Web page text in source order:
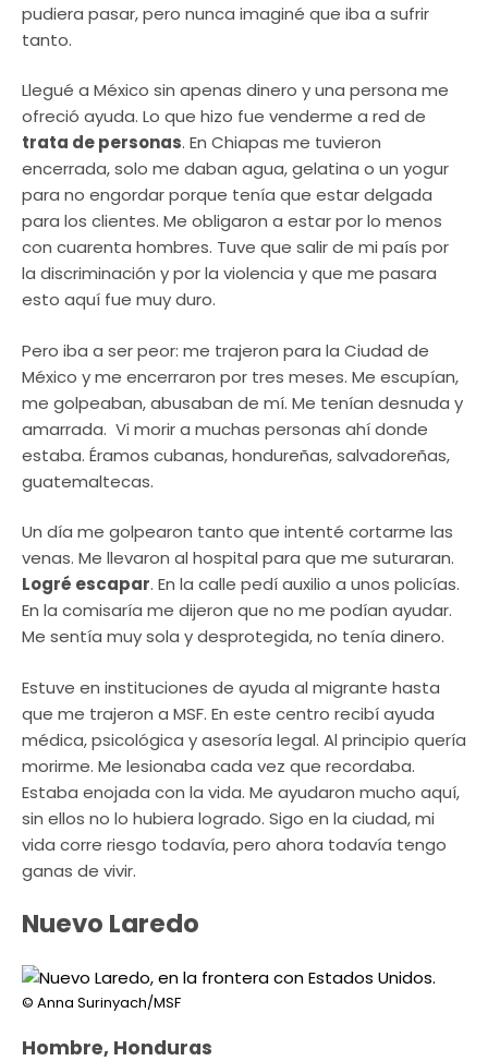
pudiera pasar, pero nunca imaginé que iba a sufrir
tanto.
Llegué a México sin apenas dinero y una persona me
ofreció ayuda. Lo que hizo fue venderme a red de
trata de personas. En Chiapas me tuvieron
encerrada, solo me daban agua, gelatina o un yogur
para no engordar porque tenía que estar delgada
para los clientes. Me obligaron a estar por lo menos
con cuarenta hombres. Tuve que salir de mi país por
la discriminación y por la violencia y que me pasara
esto aquí fue muy duro.
Pero iba a ser peor: me trajeron para la Ciudad de
México y me encerraron por tres meses. Me escupían,
me golpeaban, abusaban de mí. Me tenían desnuda y
amarrada. Vi morir a muchas personas ahí donde
estaba. Éramos cubanas, hondureñas, salvadoreñas,
guatemaltecas.
Un día me golpearon tanto que intenté cortarme las
venas. Me llevaron al hospital para que me suturaran.
Logré escapar. En la calle pedí auxilio a unos policías.
En la comisaría me dijeron que no me podían ayudar.
Me sentía muy sola y desprotegida, no tenía dinero.
Estuve en instituciones de ayuda al migrante hasta
que me trajeron a MSF. En este centro recibí ayuda
médica, psicológica y asesoría legal. Al principio quería
morirme. Me lesionaba cada vez que recordaba.
Estaba enojada con la vida. Me ayudaron mucho aquí,
sin ellos no lo hubiera logrado. Sigo en la ciudad, mi
vida corre riesgo todavía, pero ahora todavía tengo
ganas de vivir.
Nuevo Laredo
© Anna Surinyach/MSF
Hombre, Honduras